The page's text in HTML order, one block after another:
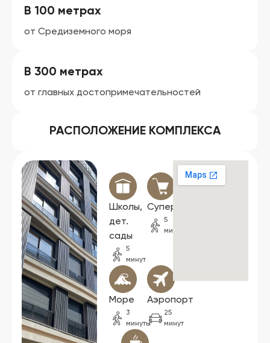
В 100 метрах
от Средиземного моря
В 300 метрах
от главных достопримечательностей
РАСПОЛОЖЕНИЕ КОМПЛЕКСА
Школы,
дет.
сады
5
минут
Супермаркеты
5
минут
Море
3
минуты
Аэропорт
25
минут